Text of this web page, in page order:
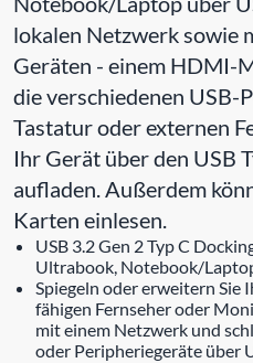
lokalen Netzwerk sowie
Geräten - einem HDMI-
die verschiedenen USB-
Tastatur oder externen
Ihr Gerät über den USB
aufladen. Außerdem
Karten einlesen.
USB 3.2 Gen 2 Typ C
Ultrabook, Notebook/
Spiegeln oder erweitern Sie
fähigen Fernseher oder
mit einem Netzwerk und
oder Peripheriegeräte über